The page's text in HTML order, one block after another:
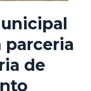
parceria
de